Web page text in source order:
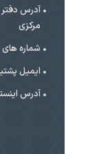
آدرس دفتر
مرکزی
شماره
ایمیل
آدرس